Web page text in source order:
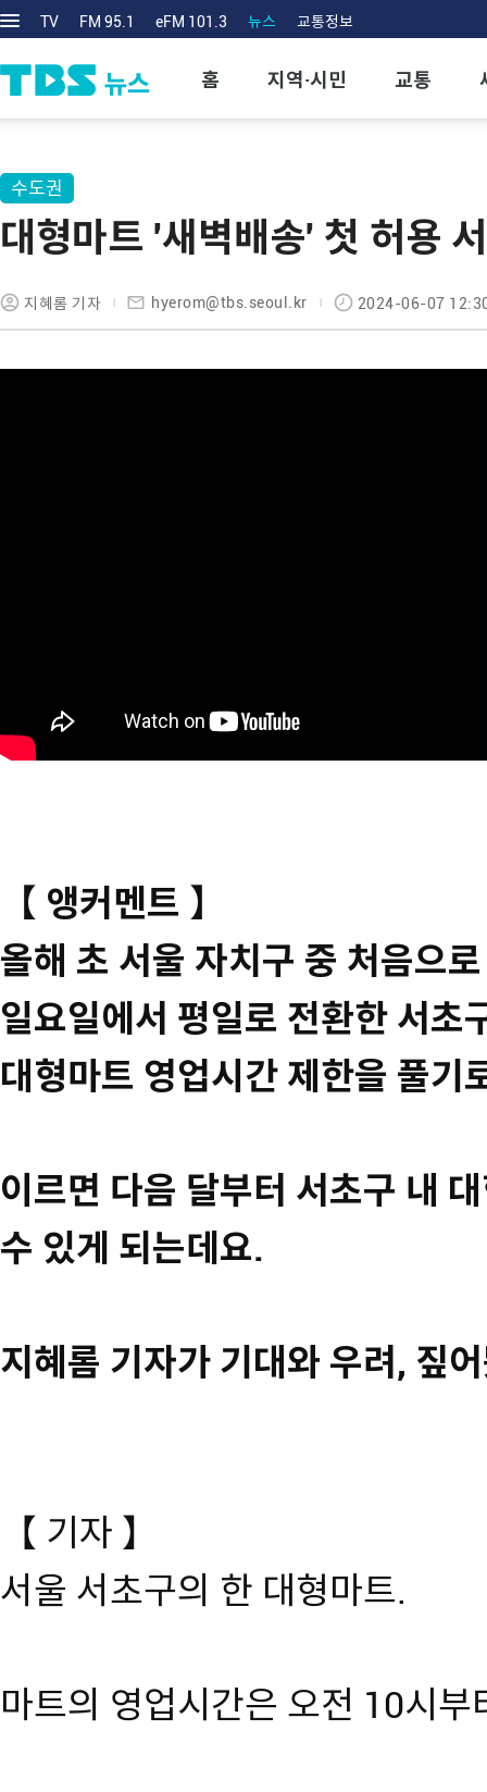
TV FM 95.1 eFM 101.3 뉴스 교통정보
홈 지역·시민 교통
수도권
대형마트 '새벽배송' 첫 허용
지혜롬 기자 hyerom@tbs.seoul.kr 2024-06-07
【 앵커멘트 】
올해 초 서울 자치구 중 처음으
일요일에서 평일로 전환한 서초
대형마트 영업시간 제한을 풀기
이르면 다음 달부터 서초구 내
수 있게 되는데요.
지혜롬 기자가 기대와 우려, 짚
【 기자 】
서울 서초구의 한 대형마트.
마트의 영업시간은 오전 10시